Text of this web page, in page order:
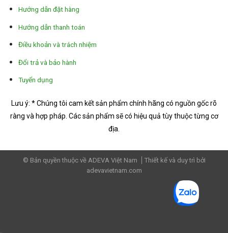
Hướng dẫn đặt hàng
Hướng dẫn thanh toán
Điều khoản và trách nhiệm
Đổi trả và bảo hành
Tuyển dụng
Lưu ý: * Chúng tôi cam kết sản phẩm chính hãng có nguồn gốc rõ
ràng và hợp pháp. Các sản phẩm sẽ có hiệu quả tùy thuộc từng cơ
địa.
© Bản quyền thuộc về ADEVA Việt Nam
Thiết kế và duy trì bởi
adevavietnam.com